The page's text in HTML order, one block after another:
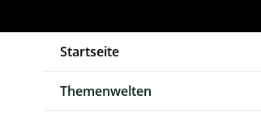
Startseite
Themenwelten